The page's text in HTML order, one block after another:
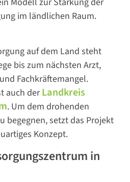
im ländlichen Raum.
auf dem Land steht
bis zum nächsten Arzt,
Fachkräftemangel.
auch derLandkreis
. Um dem drohenden
begegnen, setzt das Projekt
Konzept.
in